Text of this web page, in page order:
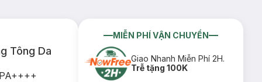
Tông Da
MIỄN PHÍ VẬN CHUYỂN
Giao Nhanh Miễn Phí 2H.
Trễ tặng 100K